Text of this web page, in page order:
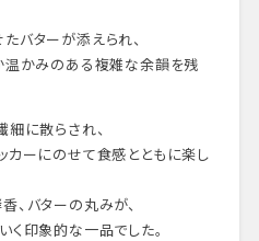
バターが添えられ、
温かみのある複雑な余韻を残
細に散らされ、
カーにのせて食感とともに楽し
、バターの丸みが、
く印象的な一品でした。